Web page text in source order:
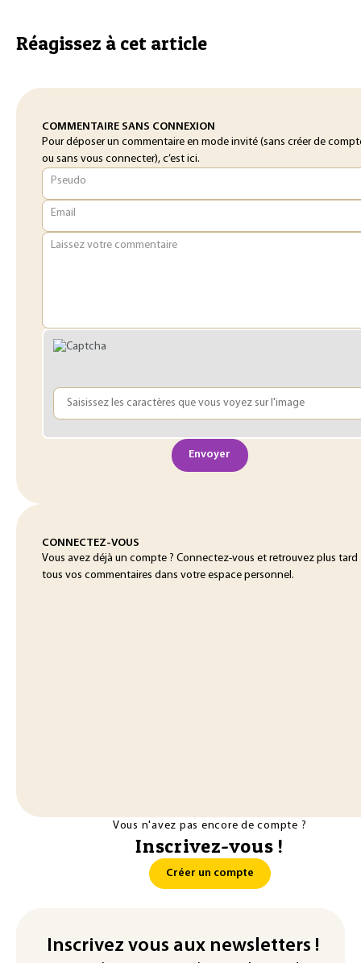
Réagissez à cet article
COMMENTAIRE SANS CONNEXION
Pour déposer un commentaire en mode invité (sans créer de
ou sans vous connecter), c’est ici.
Pseudo
Email
Laissez votre commentaire
Envoyer
CONNECTEZ-VOUS
Vous avez déjà un compte ? Connectez-vous et retrouvez plus tard
tous vos commentaires dans votre espace personnel.
Vous n'avez pas encore de compte ?
Inscrivez-vous !
Créer un compte
Inscrivez vous aux newsletters !